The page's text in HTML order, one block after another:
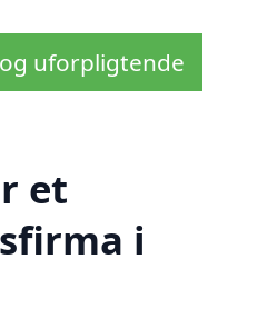
uforpligtende
et
i